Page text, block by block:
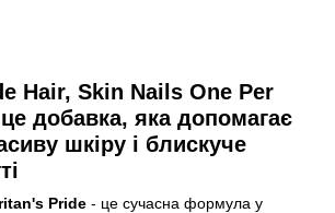
Hair, Skin Nails One Per
добавка, яка допомагає
шкіру і блискуче
Pride - це сучасна формула у